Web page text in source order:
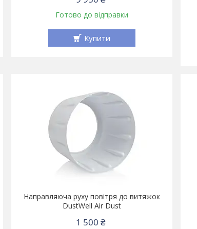
Готово до відправки
Купити
Направляюча руху повітря до витяжок
DustWell Air Dust
1 500 ₴